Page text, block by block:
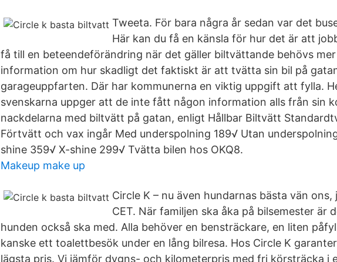
Tweeta. För bara några år sedan var det
Här kan du få en känsla för hur det är att
få till en beteendeförändring när det gäller biltvättande behövs
information om hur skadligt det faktiskt är att tvätta sin bil på
garageuppfarten. Där har kommunerna en viktig uppgift att fylla.
svenskarna uppger att de inte fått någon information alls från sin
nackdelarna med biltvätt på gatan, enligt Hållbar Biltvätt
Förtvätt och vax ingår Med underspolning 189√ Utan
shine 359√ X-shine 299√ Tvätta bilen hos OKQ8.
Makeup make up
Circle K – nu även hundarnas bästa vän
CET. När familjen ska åka på bilsemester är
hunden också ska med. Alla behöver en bensträckare, en liten
kanske ett toalettbesök under en lång bilresa. Hos Circle K
lägsta pris. Vi jämför dygns- och kilometerpris med fri körsträcka i